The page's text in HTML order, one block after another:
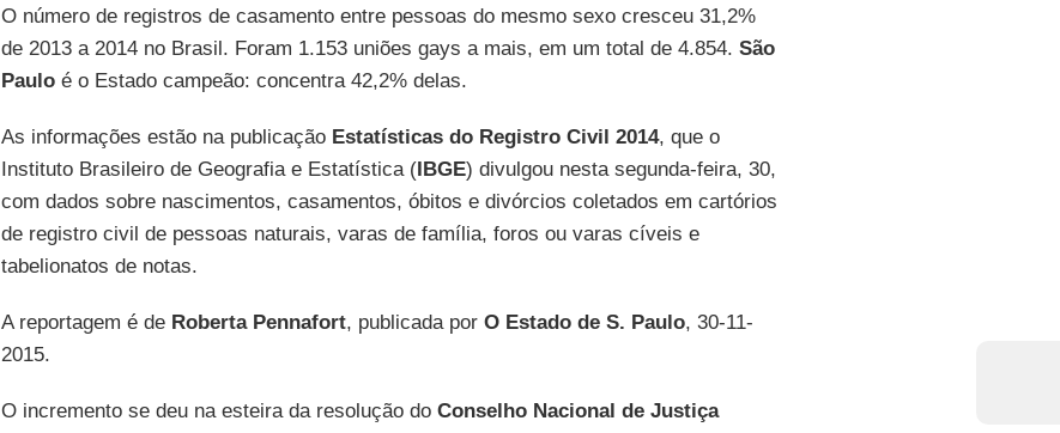
O número de registros de casamento entre pessoas do mesmo sexo cresceu 31,2%
de 2013 a 2014 no Brasil. Foram 1.153 uniões gays a mais, em um total de 4.854. São
Pauloé o Estado campeão: concentra 42,2% delas.
As informações estão na publicação Estatísticas do Registro Civil 2014, que o
Instituto Brasileiro de Geografia e Estatística (IBGE) divulgou nesta segunda-feira, 30,
com dados sobre nascimentos, casamentos, óbitos e divórcios coletados em cartórios
de registro civil de pessoas naturais, varas de família, foros ou varas cíveis e
tabelionatos de notas.
A reportagem é deRoberta Pennafort, publicada por O Estado de S. Paulo, 30-11-
2015.
O incremento se deu na esteira da resolução do Conselho Nacional de Justiça